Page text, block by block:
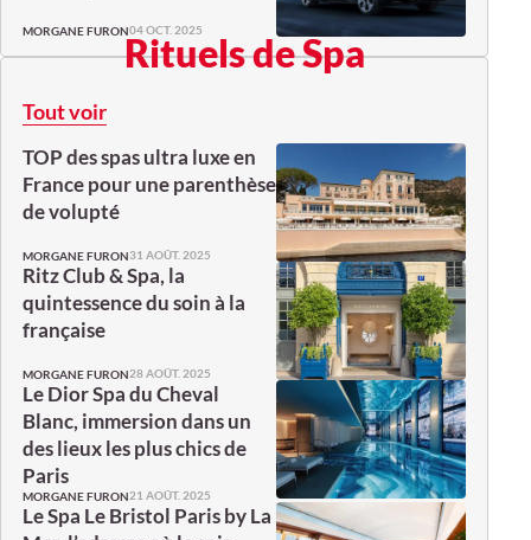
MORGANE FURON04 OCT. 2025
Rituels de Spa
Tout voir
TOP des spas ultra luxe en
France pour une parenthèse
de volupté
MORGANE FURON31 AOÛT. 2025
Ritz Club & Spa, la
quintessence du soin à la
française
MORGANE FURON28 AOÛT. 2025
Le Dior Spa du Cheval
Blanc, immersion dans un
des lieux les plus chics de
Paris
MORGANE FURON21 AOÛT. 2025
Le Spa Le Bristol Paris by La